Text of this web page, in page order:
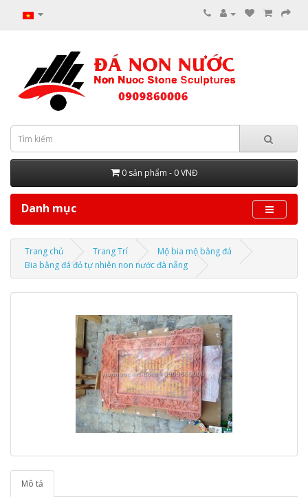
0 sản phẩm - 0 VNĐ
Danh mục
Trang chủ Trang Trí
Mộ bia mộ bằng đá
Bia bằng đá đỏ tự nhiên non nước đà nẵng
Mô tả